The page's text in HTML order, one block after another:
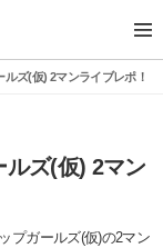
ズ(仮) 2マンライブレポ！
ルズ(仮) 2マン
プガールズ(仮)の2マン